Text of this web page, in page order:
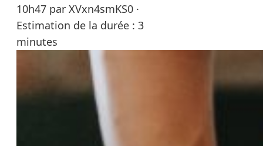
10h47 par XVxn4smKS0 ·
Estimation de la durée : 3
minutes